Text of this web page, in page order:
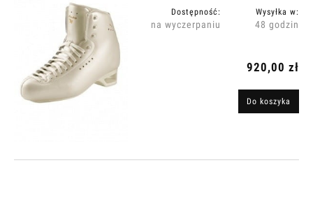
Dostępność:
na wyczerpaniu
Wysyłka w:
48 godzin
920,00 zł
Do koszyka